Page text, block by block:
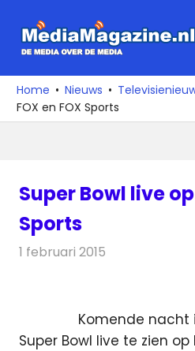
naar
media
over
de
Home Nieuws
FOX en FOX Sports
Super Bowl live op
Sports
1 februari 2015
Komende nacht
Super Bowl live te zien op